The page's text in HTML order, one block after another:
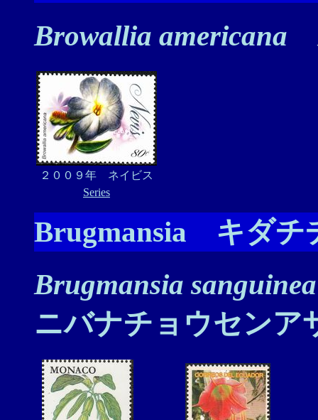
Browallia americana
２００９年 ネイビス
Series
Brugmansia キダチ
Brugmansia
ニバナチョウセンア